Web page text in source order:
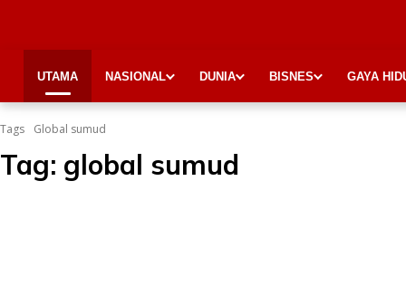
UTAMA NASIONAL DUNIA BISNES GAYA
Tags Global sumud
Tag: global sumud